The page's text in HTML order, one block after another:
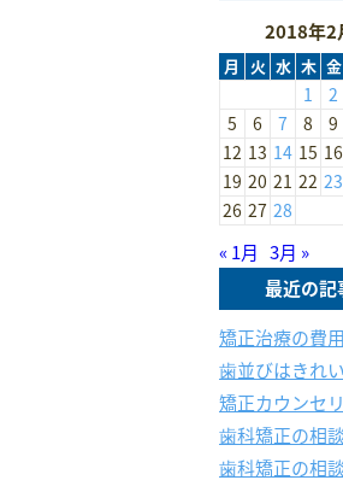
2018年2
月 火 水 木 金
1 2
5
6 7 8 9
12 13 14 15 16
19 20 21 22 23
26 27 28
« 1月 3月 »
最近の記
矯正治療の費
歯並びはきれ
矯正カウンセ
歯科矯正の相
歯科矯正の相